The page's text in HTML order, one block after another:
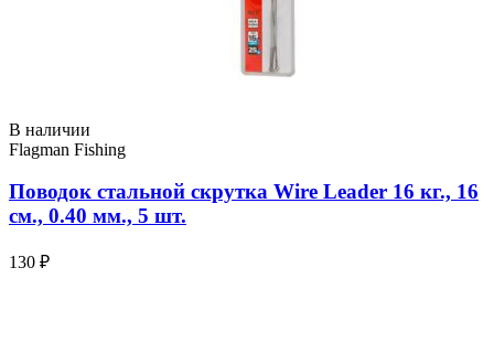
В наличии
Flagman Fishing
Поводок стальной скрутка Wire Leader 16 кг., 16
см., 0.40 мм., 5 шт.
130 ₽